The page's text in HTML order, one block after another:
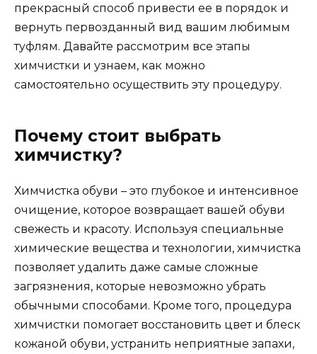
прекрасный способ привести ее в порядок и
вернуть первозданный вид вашим любимым
туфлям. Давайте рассмотрим все этапы
химчистки и узнаем, как можно
самостоятельно осуществить эту процедуру.
Почему стоит выбрать
химчистку?
Химчистка обуви – это глубокое и интенсивное
очищение, которое возвращает вашей обуви
свежесть и красоту. Используя специальные
химические вещества и технологии, химчистка
позволяет удалить даже самые сложные
загрязнения, которые невозможно убрать
обычными способами. Кроме того, процедура
химчистки помогает восстановить цвет и блеск
кожаной обуви, устранить неприятные запахи,